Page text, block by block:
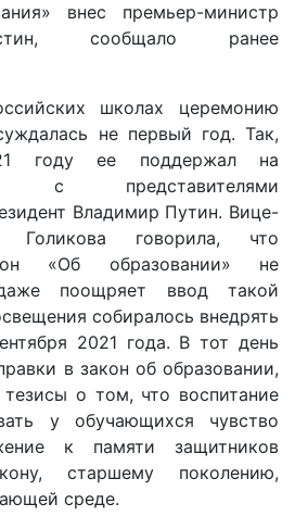
внес премьер-министр
сообщало ранее
школах церемонию
не первый год. Так,
году ее поддержал на
с представителями
Владимир Путин. Вице-
Голикова говорила, что
«Об образовании» не
поощряет ввод такой
собиралось внедрять
2021 года. В тот день
в закон об образовании,
о том, что воспитание
у обучающихся чувство
к памяти защитников
старшему поколению,
среде.